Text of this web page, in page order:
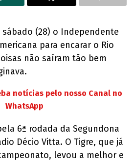
(28) o Independente
para encarar o Rio
não saíram tão bem
notícias pelo nosso Canal no
WhatsApp
6ª rodada da Segundona
Décio Vitta. O Tigre, que já
levou a melhor e